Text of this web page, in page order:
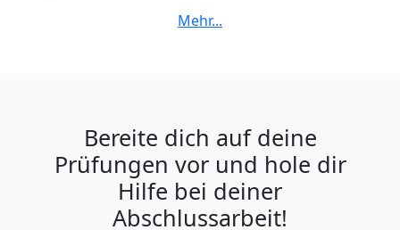
Neumühlen, Dietrichsdorf, Oppendorf, Elmschenhagen,
Bereite dich auf deine
Prüfungen vor und hole dir
Hilfe bei deiner
Abschlussarbeit!